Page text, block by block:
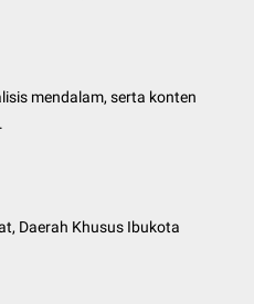
mendalam, serta konten
Daerah Khusus Ibukota